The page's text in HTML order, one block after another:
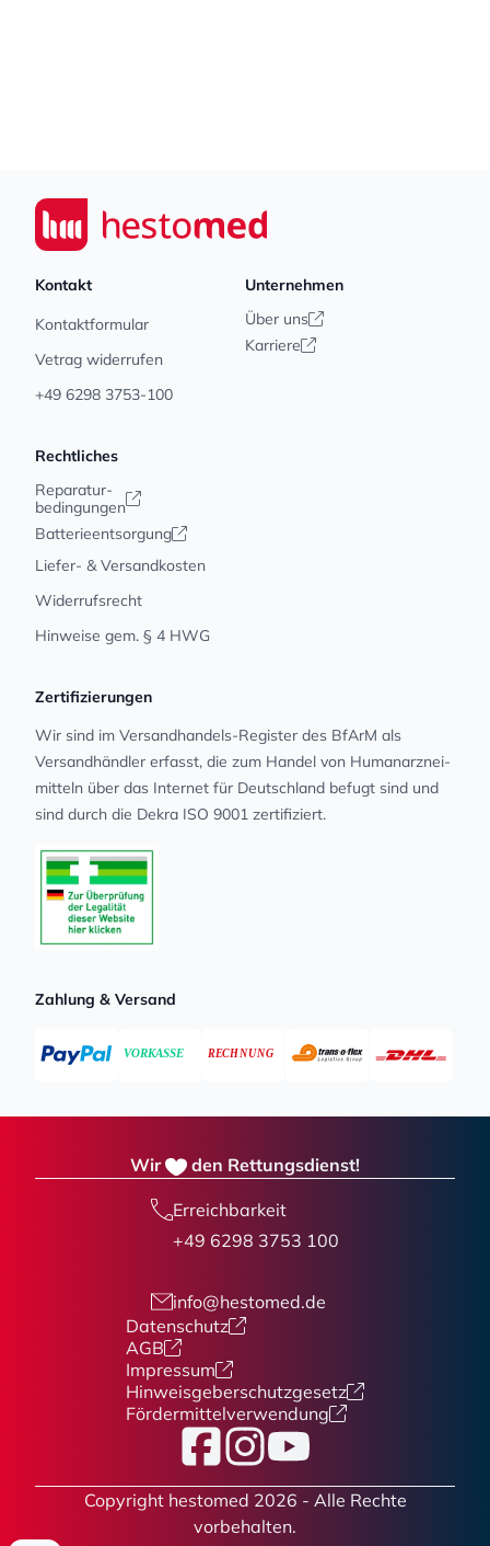
Seiwert GmbH
Kontakt
Kontaktformular
Vetrag widerrufen
+49 6298 3753-100
Unternehmen
Über uns
Karriere
Rechtliches
Reparatur-
bedingungen
Batterieentsorgung
Liefer- & Versandkosten
Widerrufsrecht
Hinweise gem. § 4 HWG
Zertifizierungen
Wir sind im Versandhandels-Register des BfArM als
Versandhändler erfasst, die zum Handel von Human­arz­nei­
mit­teln über das Internet für Deutschland befugt sind und
sind durch die Dekra ISO 9001 zertifiziert.
Zahlung & Versand
Wir den Rettungsdienst!
Erreichbarkeit
+49 6298 3753 100
info@hestomed.de
Datenschutz
AGB
Impressum
Hinweisgeberschutzgesetz
Fördermittelverwendung
FacebookInstagram
YouTube
Copyright hestomed 2026 - Alle Rechte
vorbehalten.